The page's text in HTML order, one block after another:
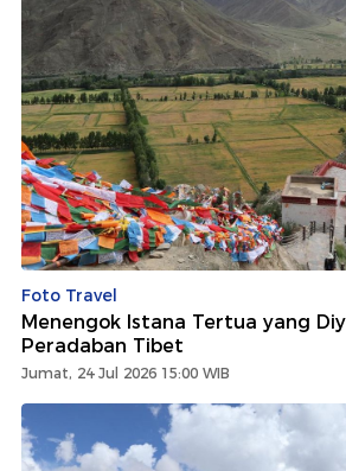
Foto Travel
Menengok Istana Tertua yang
Peradaban Tibet
Jumat, 24 Jul 2026 15:00 WIB